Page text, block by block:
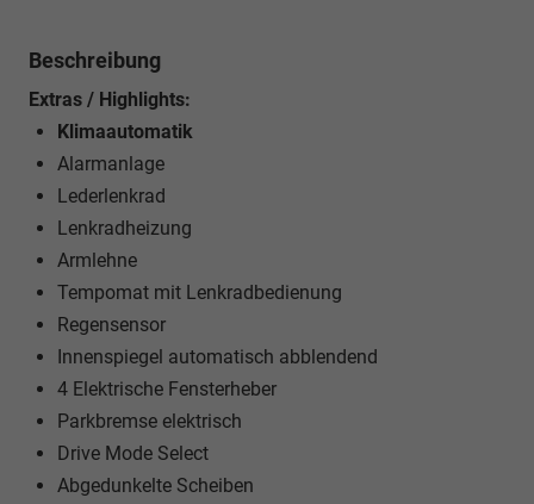
Beschreibung
Extras / Highlights:
Klimaautomatik
Alarmanlage
Lederlenkrad
Lenkradheizung
Armlehne
Tempomat mit Lenkradbedienung
Regensensor
Innenspiegel automatisch abblendend
4 Elektrische Fensterheber
Parkbremse elektrisch
Drive Mode Select
Abgedunkelte Scheiben